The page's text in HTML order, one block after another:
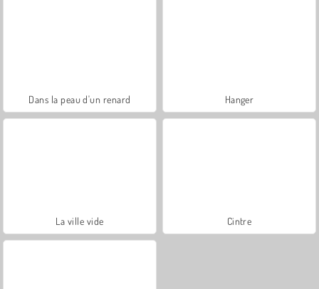
Dans la peau d'un renard Hanger
La ville vide Cintre